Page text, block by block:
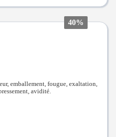
40%
emballement, fougue, exaltation,
avidité.